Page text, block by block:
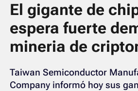
El gigante de
espera fuerte
mineria de
Taiwan Semiconductor
Company informó hoy sus